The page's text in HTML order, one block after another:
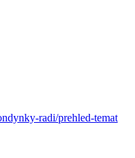
radi/prehled-temat